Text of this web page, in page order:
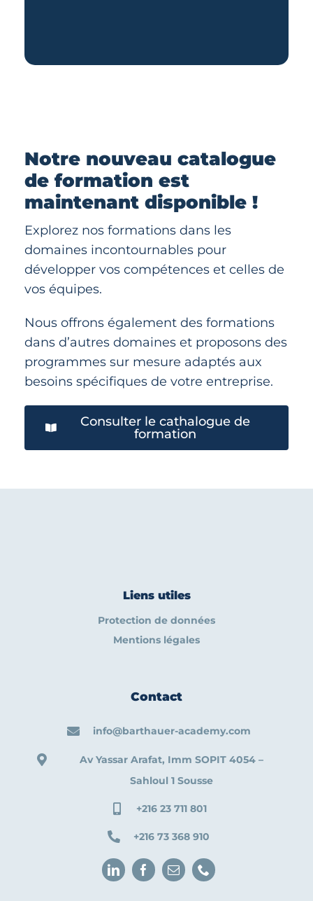
Notre nouveau catalogue
de formation est
maintenant disponible !
Explorez nos formations dans les
domaines incontournables pour
développer vos compétences et celles de
vos équipes.
Nous offrons également des formations
dans d’autres domaines et proposons des
programmes sur mesure adaptés aux
besoins spécifiques de votre entreprise.
Consulter le cathalogue de
formation
Liens utiles
Protection de données
Mentions légales
Contact
info@barthauer-academy.com
Av Yassar Arafat, Imm SOPIT 4054 –
Sahloul 1 Sousse
+216 23 711 801
+216 73 368 910